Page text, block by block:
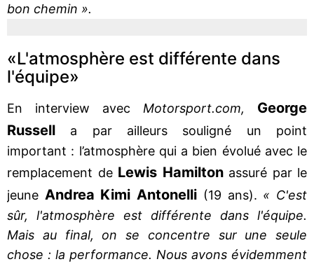
bon chemin ».
«L'atmosphère est différente dans
l'équipe»
En interview avec Motorsport.com, George
Russell
a par ailleurs souligné un point
important : l’atmosphère qui a bien évolué avec le
remplacement de Lewis Hamilton assuré par le
jeune Andrea Kimi Antonelli (19 ans). « C'est
sûr, l'atmosphère est différente dans l'équipe.
Mais au final, on se concentre sur une seule
chose : la performance. Nous avons évidemment